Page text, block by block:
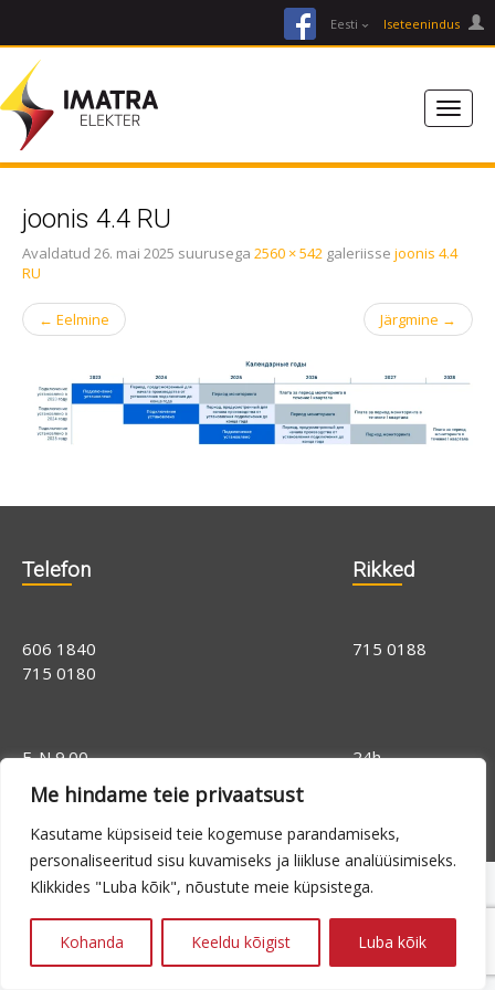
Me hindame teie privaatsust
Kasutame küpsiseid teie kogemuse parandamiseks,
personaliseeritud sisu kuvamiseks ja liikluse analüüsimiseks.
Klikkides "Luba kõik", nõustute meie küpsistega.
Kohanda Keeldu kõigist Luba kõik
facebookEesti Iseteenindus
joonis 4.4 RU
Avaldatud 26. mai 2025 suurusega 2560 × 542 galeriisse joonis 4.4
RU
← Eelmine Järgmine →
Telefon Rikked
606 1840
715 0180
715 0188
E-N 9.00 -
16.00, R 9.00 -
14.00
24h